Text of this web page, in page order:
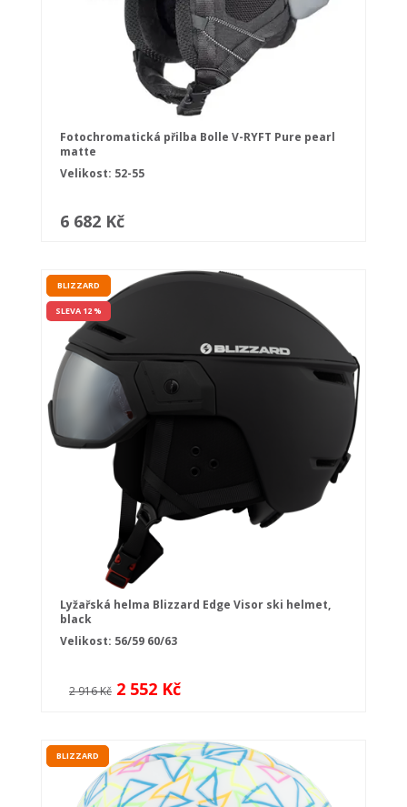
Fotochromatická přilba Bolle V-RYFT Pure pearl
matte
Velikost: 52-55
6 682 Kč
BLIZZARD
SLEVA 12 %
Lyžařská helma Blizzard Edge Visor ski helmet,
black
Velikost: 56/59 60/63
2 916 Kč 2 552 Kč
BLIZZARD